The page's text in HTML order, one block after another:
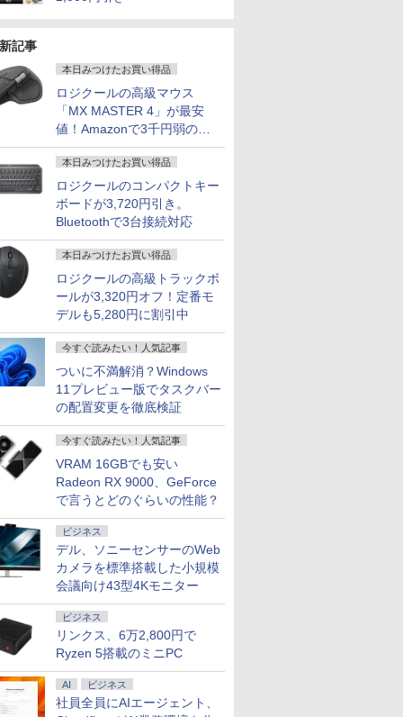
記事
本日みつけたお買い得品
ロジクールの高級マウス
「MX MASTER 4」が最安
値！Amazonで3千円弱の割
引
本日みつけたお買い得品
ロジクールのコンパクトキー
ボードが3,720円引き。
Bluetoothで3台接続対応
本日みつけたお買い得品
ロジクールの高級トラックボ
ールが3,320円オフ！定番モ
デルも5,280円に割引中
今すぐ読みたい！人気記事
ついに不満解消？Windows
11プレビュー版でタスクバー
の配置変更を徹底検証
今すぐ読みたい！人気記事
VRAM 16GBでも安い
Radeon RX 9000、GeForce
で言うとどのぐらいの性能？
ビジネス
デル、ソニーセンサーのWeb
カメラを標準搭載した小規模
会議向け43型4Kモニター
ビジネス
リンクス、6万2,800円で
Ryzen 5搭載のミニPC
AI ビジネス
社員全員にAIエージェント、